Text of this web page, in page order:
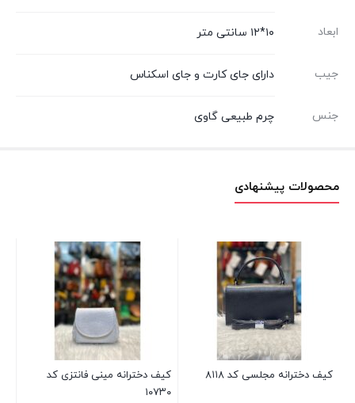
ابعاد ۱۰*۱۲ سانتی متر
جیب دارای جای کارت و جای اسکناس
جنس چرم طبیعی گاوی
محصولات پیشنهادی
کیف دخترانه مجلسی کد ۸۱۱۸
کیف دخترانه مینی فانتزی کد
۱۰۷۳۰